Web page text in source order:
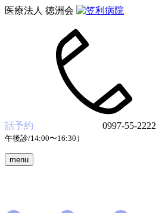
医療法人 徳洲会
話予約
0997-55-2222
午後診/14:00〜16:30）
menu